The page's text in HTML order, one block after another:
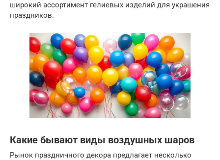
широкий ассортимент гелиевых изделий для украшения
праздников.
Какие бывают виды воздушных шаров
Рынок праздничного декора предлагает несколько